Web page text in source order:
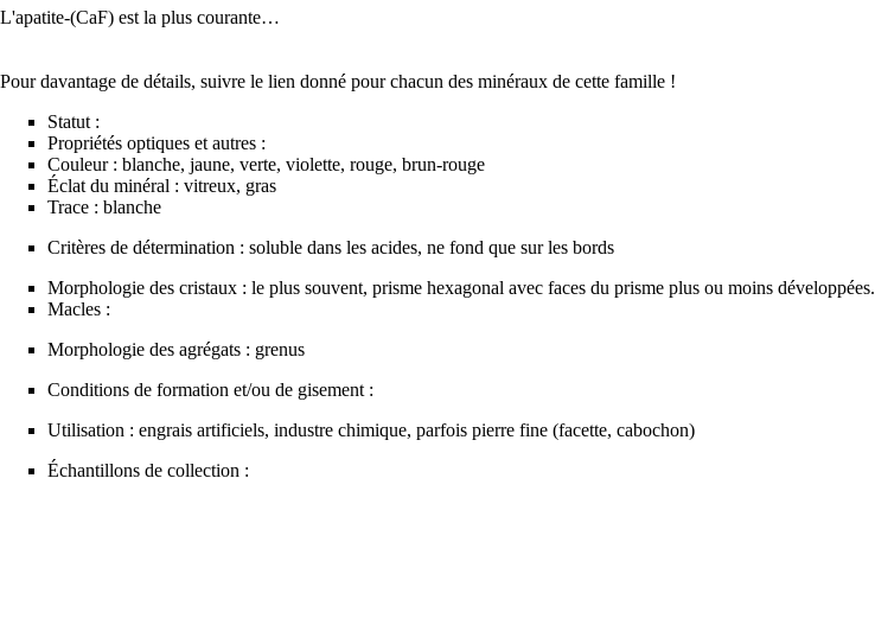
L'apatite-(CaF) est la plus courante…
Pour davantage de détails, suivre le lien donné pour chacun des minéraux de cette famille !
Statut :
Propriétés optiques et autres :
Couleur : blanche, jaune, verte, violette, rouge, brun-rouge
Éclat du minéral : vitreux, gras
Trace : blanche
Critères de détermination : soluble dans les acides, ne fond que sur les bords
Morphologie des cristaux : le plus souvent, prisme hexagonal avec faces du prisme plus ou moins développées.
Macles :
Morphologie des agrégats : grenus
Conditions de formation et/ou de gisement :
Utilisation : engrais artificiels, industre chimique, parfois pierre fine (facette, cabochon)
Échantillons de collection :